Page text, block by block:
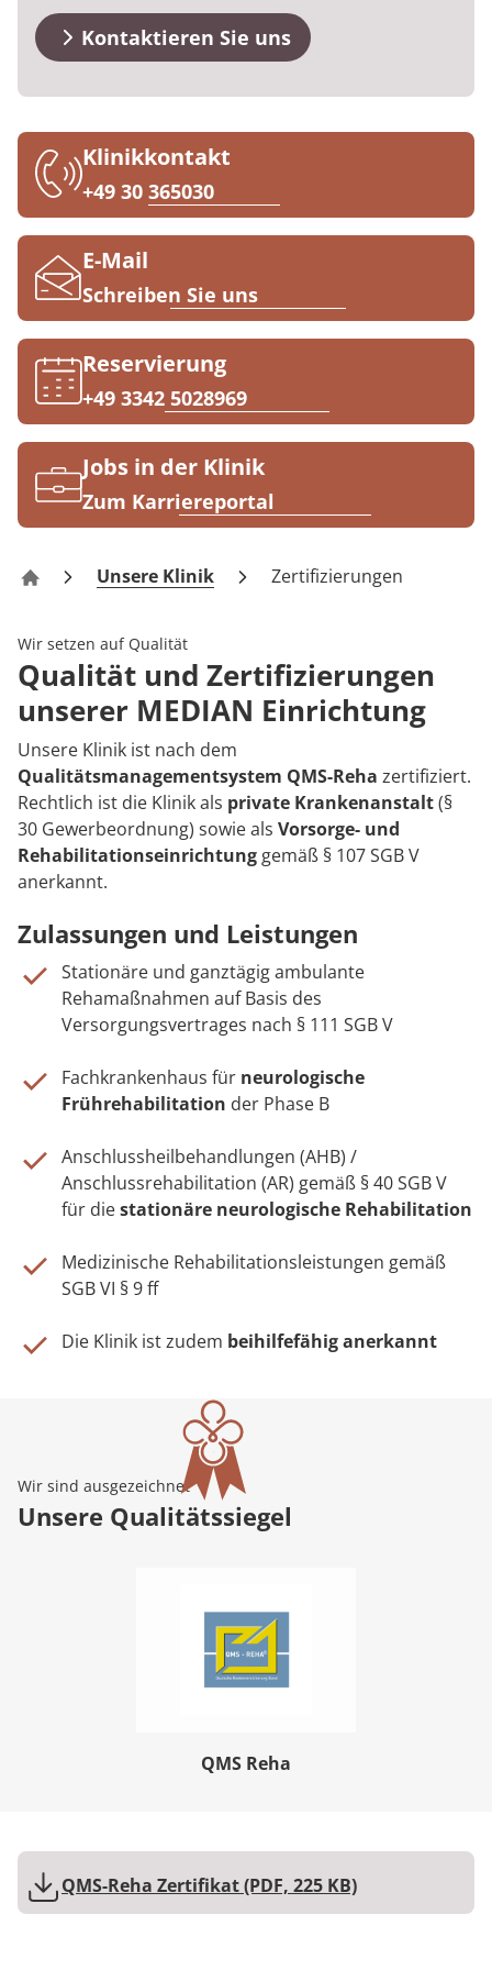
FAQsKosten & Kostenträger
Kinder-und Jugendreha
Geriatrie
Gynäkologie
HTS & Cochlea
Long Covid
Onkologie
Pneumologie
Rheumatologie
Prävention
Qualität & Expertise
Energiepolitik
Ihr Weg zu MEDIAN
Kosten & Kostenträger
Reha Checkliste
Zuweiser
Über MEDIAN
Kooperationen
Presse
Karriere
Kontaktieren Sie uns
Klinikkontakt
+49 30 365030
E-Mail
Schreiben Sie uns
Reservierung
+49 3342 5028969
Jobs in der Klinik
Zum Karriereportal
Klinik Berlin-Kladow
Unsere Klinik Zertifizierungen
Wir setzen auf Qualität
Qualität und Zertifizierungen
unserer MEDIAN Einrichtung
Unsere Klinik ist nach dem
Qualitätsmanagementsystem QMS-Reha zertifiziert.
Rechtlich ist die Klinik als private Krankenanstalt(§
30 Gewerbeordnung) sowie als Vorsorge- und
Rehabilitationseinrichtung gemäß § 107 SGB V
anerkannt.
Zulassungen und Leistungen
Stationäre und ganztägig ambulante
Rehamaßnahmen auf Basis des
Versorgungsvertrages nach § 111 SGB V
Fachkrankenhaus für neurologische
Frührehabilitation der Phase B
Anschlussheilbehandlungen (AHB) /
Anschlussrehabilitation (AR) gemäß § 40 SGB V
für diestationäre neurologische Rehabilitation
Medizinische Rehabilitationsleistungen gemäß
SGB VI § 9 ff
Die Klinik ist zudem beihilfefähig anerkannt
Wir sind ausgezeichnet
Unsere Qualitätssiegel
QMS Reha
QMS-Reha Zertifikat (PDF, 225 KB)